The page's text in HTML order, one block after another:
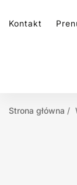
Kontakt
Strona główna